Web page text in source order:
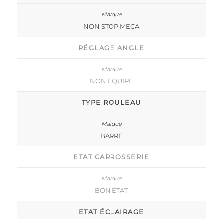
NON STOP MECA
RÉGLAGE ANGLE
NON EQUIPE
TYPE ROULEAU
BARRE
ETAT CARROSSERIE
BON ETAT
ETAT ÉCLAIRAGE